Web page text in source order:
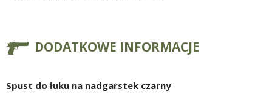
DODATKOWE INFORMACJE
Spust do łuku na nadgarstek czarny